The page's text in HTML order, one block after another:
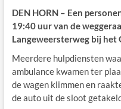
DEN HORN – Een
19:40 uur van de
Langeweersterweg bij het
Meerdere hulpdiensten
ambulance kwamen ter
de wagen klimmen en
de auto uit de sloot